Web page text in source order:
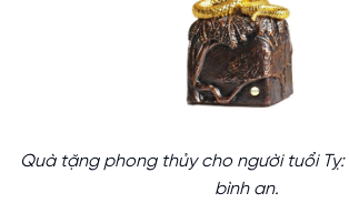
Quà tặng phong thủy cho người tuổi
bình an.